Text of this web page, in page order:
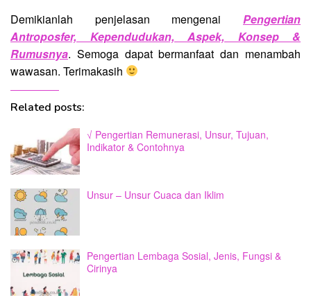
Demikianlah penjelasan mengenai Pengertian
Antroposfer, Kependudukan, Aspek, Konsep &
Rumusnya. Semoga dapat bermanfaat dan menambah
wawasan. Terimakasih
Related posts:
√ Pengertian Remunerasi, Unsur, Tujuan,
Indikator & Contohnya
Unsur – Unsur Cuaca dan Iklim
Pengertian Lembaga Sosial, Jenis, Fungsi &
Cirinya